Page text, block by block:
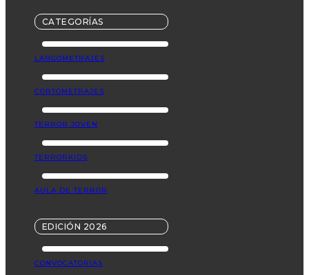
CATEGORÍAS
LARGOMETRAJES
CORTOMETRAJES
TERROR JOVEN
TERRORKIDS
AULA DE TERROR
EDICIÓN 2026
CONVOCATORIAS